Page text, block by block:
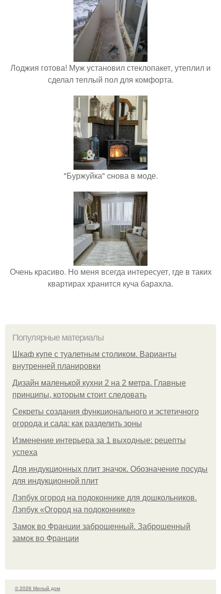
Лоджия готова! Муж установил стеклопакет, утеплил и
сделал теплый пол для комфорта.
"Буржуйка" cнова в моде.
Очень красиво. Но меня всегда интересует, где в таких
квартирах хранится куча барахла.
Популярные материалы
Шкаф купе с туалетным столиком. Варианты
внутренней планировки
Дизайн маленькой кухни 2 на 2 метра. Главные
принципы, которым стоит следовать
Секреты создания функционального и эстетичного
огорода и сада: как разделить зоны
Изменение интерьера за 1 выходные: рецепты
успеха
Для индукционных плит значок. Обозначение посуды
для индукционной плит
Лэпбук огород на подоконнике для дошкольников.
Лэпбук «Огород на подоконнике»
Замок во Франции заброшенный. Заброшенный
замок во Франции
© 2026 Милый дом